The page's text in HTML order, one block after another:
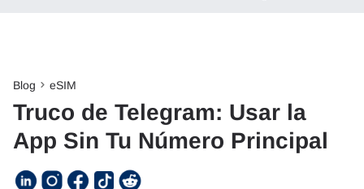
Blog eSIM
Truco de Telegram: Usar la
App Sin Tu Número Principal